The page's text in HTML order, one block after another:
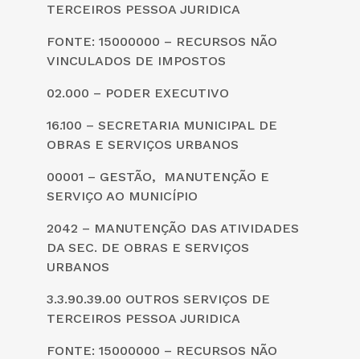
TERCEIROS PESSOA JURIDICA
FONTE: 15000000 – RECURSOS NÃO
VINCULADOS DE IMPOSTOS
02.000 – PODER EXECUTIVO
16.100 – SECRETARIA MUNICIPAL DE
OBRAS E SERVIÇOS URBANOS
00001 – GESTÃO, MANUTENÇÃO E
SERVIÇO AO MUNICÍPIO
2042 – MANUTENÇÃO DAS ATIVIDADES
DA SEC. DE OBRAS E SERVIÇOS
URBANOS
3.3.90.39.00 OUTROS SERVIÇOS DE
TERCEIROS PESSOA JURIDICA
FONTE: 15000000 – RECURSOS NÃO